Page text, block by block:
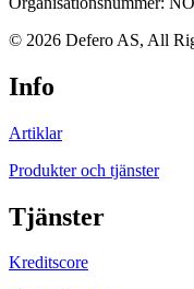
© 2026 Defero AS, All
Info
Artiklar
Produkter och tjänster
Tjänster
Kreditscore